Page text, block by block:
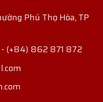
Phú Thọ Hòa, TP
- (+84) 862 871 872